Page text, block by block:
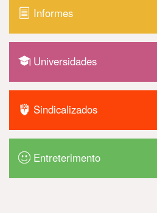
Informes
Universidades
Sindicalizados
Entreterimento